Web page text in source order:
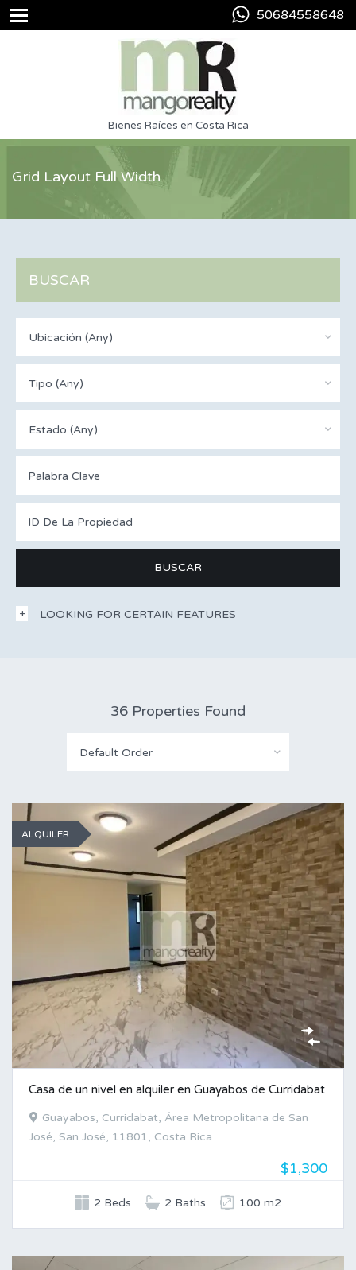
50684558648
Bienes Raíces en Costa Rica
Grid Layout Full Width
BUSCAR
Ubicación (Any)
Tipo (Any)
Estado (Any)
LOOKING FOR CERTAIN FEATURES
36 Properties Found
Default Order
ALQUILER
Casa de un nivel en alquiler en Guayabos de Curridabat
Guayabos, Curridabat, Área Metropolitana de San
José, San José, 11801, Costa Rica
$1,300
2 Beds 2 Baths 100 m2